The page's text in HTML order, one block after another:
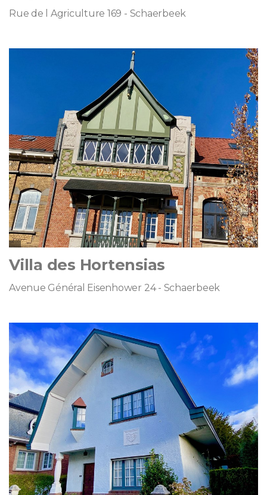
Rue de l Agriculture 169 - Schaerbeek
Villa des Hortensias
Avenue Général Eisenhower 24 - Schaerbeek